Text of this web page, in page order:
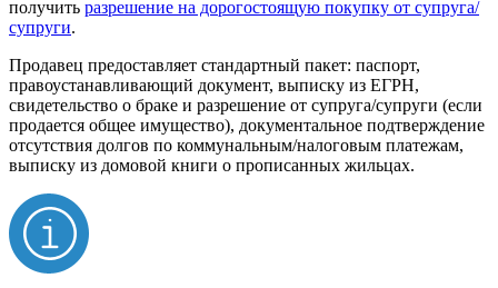
получить разрешение на дорогостоящую покупку от супруга/
супруги.
Продавец предоставляет стандартный пакет: паспорт,
правоустанавливающий документ, выписку из ЕГРН,
свидетельство о браке и разрешение от супруга/супруги (если
продается общее имущество), документальное подтверждение
отсутствия долгов по коммунальным/налоговым платежам,
выписку из домовой книги о прописанных жильцах.